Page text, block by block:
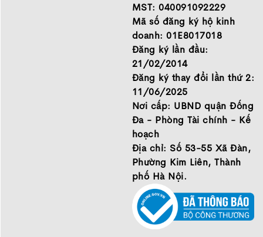
MST: 040091092229
Mã số đăng ký hộ kinh
doanh: 01E8017018
Đăng ký lần đầu:
21/02/2014
Đăng ký thay đổi lần thứ 2:
11/06/2025
Nơi cấp: UBND quận Đống
Đa - Phòng Tài chính - Kế
hoạch
Địa chỉ: Số 53-55 Xã Đàn,
Phường Kim Liên, Thành
phố Hà Nội.